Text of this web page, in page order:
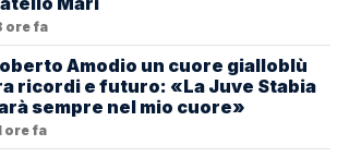
ore fa
Amodio un cuore gialloblù
ricordi e futuro: «La Juve Stabia
sempre nel mio cuore»
ore fa